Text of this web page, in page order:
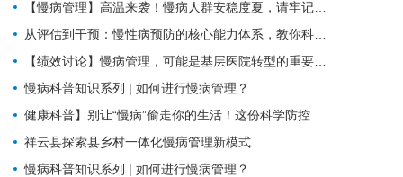
【慢病管理】高温来袭！慢病人群安稳度夏，请牢记这6件事。
从评估到干预：慢性病预防的核心能力体系，教你科学管理健康
【绩效讨论】慢病管理，可能是基层医院转型的重要入口？！
慢病科普知识系列 | 如何进行慢病管理？
健康科普】别让“慢病”偷走你的生活！这份科学防控指南请收好
祥云县探索县乡村一体化慢病管理新模式
慢病科普知识系列 | 如何进行慢病管理？